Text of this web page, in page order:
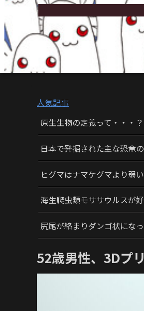
人気記事
原生生物の定義って・・・
日本で発掘された主な恐竜
ヒグマはナマケグマより弱
海生爬虫類モササウルスが
尻尾が絡まりダンゴ状にな
52歳男性、3Dプ